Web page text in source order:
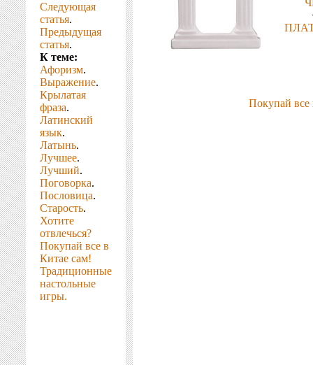
Следующая
статья.
Предыдущая
статья.
К теме:
Афоризм.
Выражение.
Крылатая
фраза.
Латинский
язык.
Латынь.
Лучшее.
Лучший.
Поговорка.
Пословица.
Старость.
Хотите
отвлечься?
Покупай все в
Китае сам!
Традиционные
настольные
игры.
Покупай все